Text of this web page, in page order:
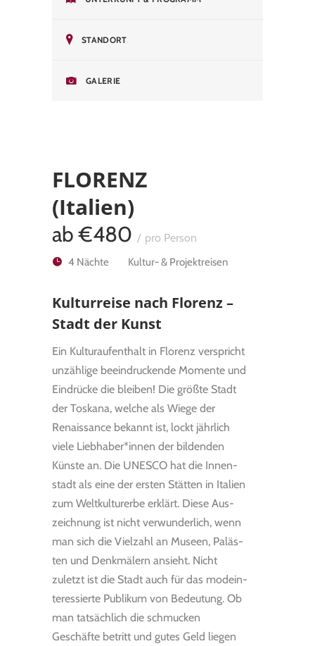
STANDORT
GALERIE
FLORENZ
(Italien)
ab €480 pro Person
4 Nächte Kul­tur- & Pro­jekt­rei­sen
Kulturreise nach Florenz –
Stadt der Kunst
Ein Kulturaufenthalt in Florenz verspricht
unzählige beeindruckende Momente und
Eindrücke die bleiben! Die größte Stadt
der Tos­kana, wel­che als Wiege der
Renais­sance bekannt ist, lockt jähr­lich
viele Lieb­ha­ber*innen der bil­den­den
Künste an. Die UNESCO hat die Innen­
stadt als eine der ers­ten Stät­ten in Ita­lien
zum Welt­kul­tur­erbe erklärt. Diese Aus­
zeich­nung ist nicht ver­wun­der­lich, wenn
man sich die Viel­zahl an Museen, Paläs­
ten und Denk­mä­lern ansieht. Nicht
zuletzt ist die Stadt auch für das mode­in­
ter­es­sierte Publi­kum von Bedeu­tung. Ob
man tat­säch­lich die schmu­cken
Geschäfte betritt und gutes Geld lie­gen